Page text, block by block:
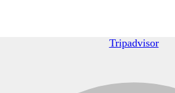
Tripadvisor